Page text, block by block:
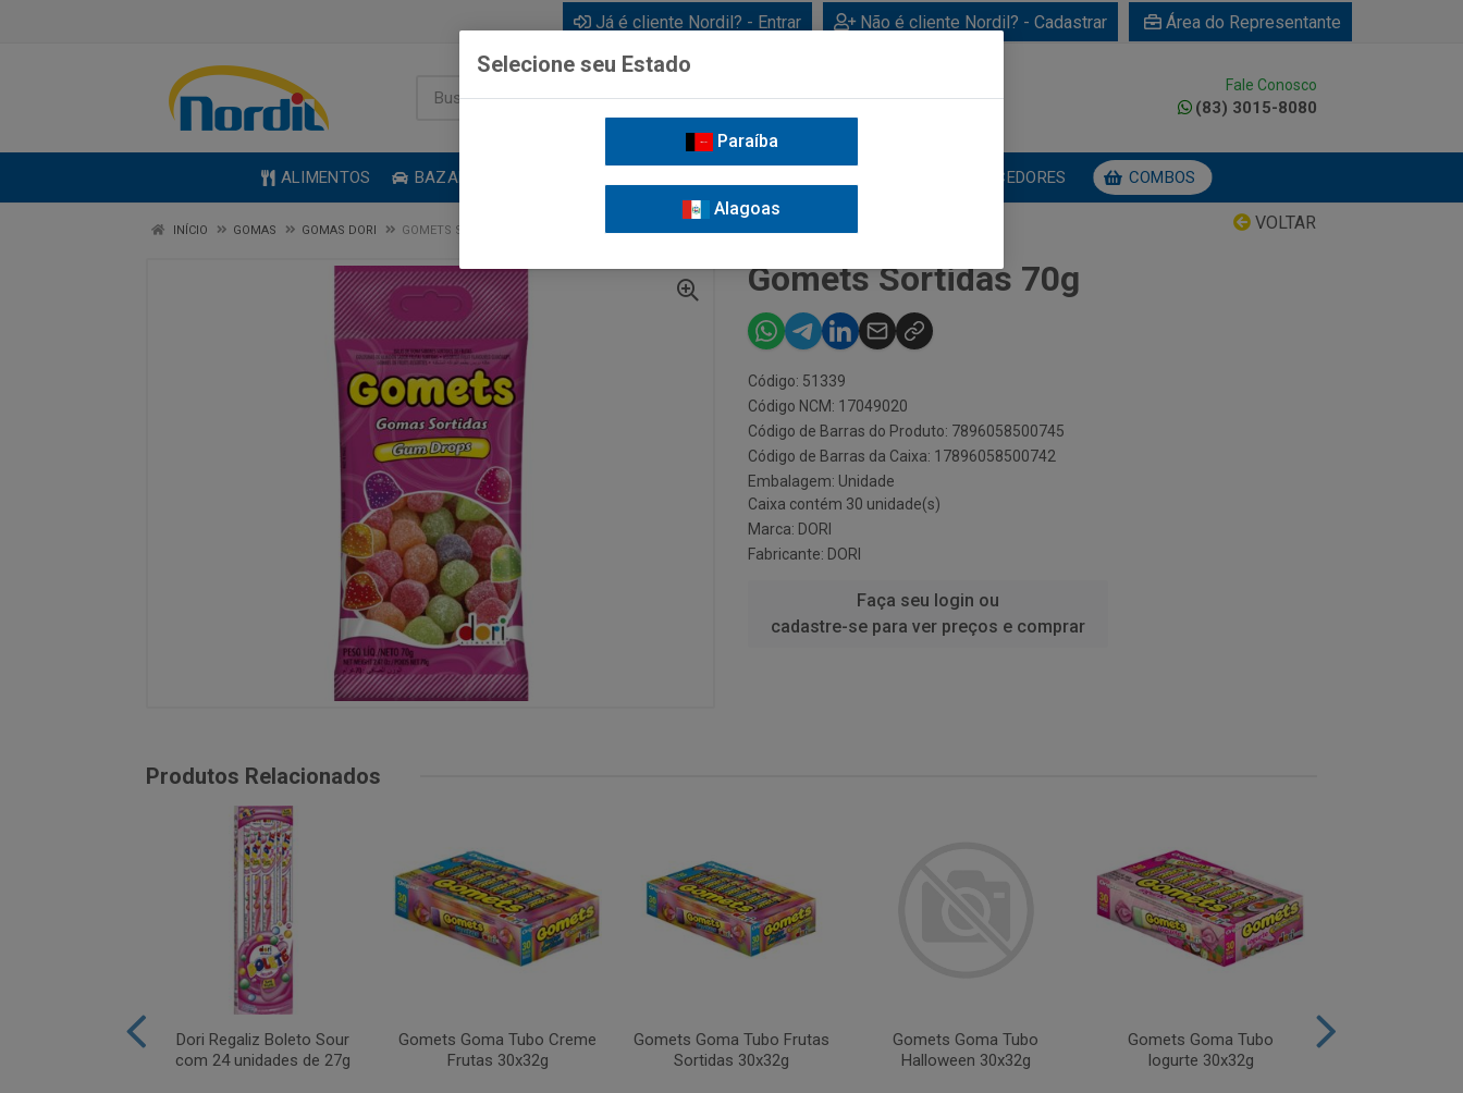
Já é cliente Nordil? - Entrar Não é cliente Nordil? - Cadastrar Área do Representante
Fale Conosco
(83) 3015-8080
ALIMENTOS BAZAR FORNECEDORES COMBOS
VOLTAR
INÍCIO GOMAS GOMAS DORI GOMETS SORTIDAS 70G
Gomets Sortidas 70g
Código: 51339
Código NCM: 17049020
Código de Barras do Produto: 7896058500745
Código de Barras da Caixa: 17896058500742
Embalagem: Unidade
Caixa contém 30 unidade(s)
Marca: DORI
Fabricante: DORI
Faça seu login ou
cadastre-se para ver preços e comprar
Produtos Relacionados
de Frutas
Dori Regaliz Boleto Sour
com 24 unidades de 27g
Gomets Goma Tubo Creme
Frutas 30x32g
Gomets Goma Tubo Frutas
Sortidas 30x32g
Gomets Goma Tubo
Halloween 30x32g
Gomets Goma Tubo
Iogurte 30x32g
Selecione seu Estado
Paraíba
Alagoas